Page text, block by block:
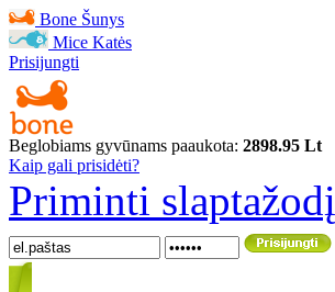
Bone Šunys
Mice Katės
Prisijungti
Beglobiams gyvūnams paaukota: 2898.95 Lt
Kaip gali prisidėti?
Priminti slaptažodį